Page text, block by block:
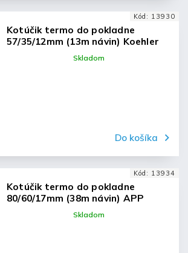
Kotúčik termo do pokladne
57/35/12mm (13m návin) Koehler
Skladom
Do košíka
Kód: 13930
Kotúčik termo do pokladne
80/60/17mm (38m návin) APP
Skladom
Kód: 13934